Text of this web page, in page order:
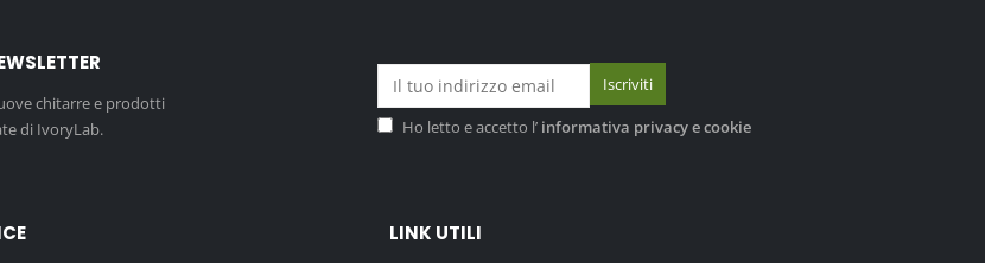
chitarre e prodotti
di IvoryLab.
Ho letto e accetto l’ informativa privacy e cookie
LINK UTILI